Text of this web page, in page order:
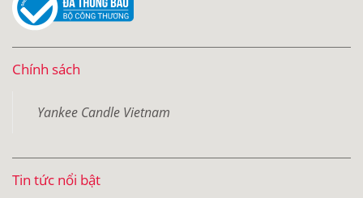
Chính sách
Yankee Candle Vietnam
Tin tức nổi bật